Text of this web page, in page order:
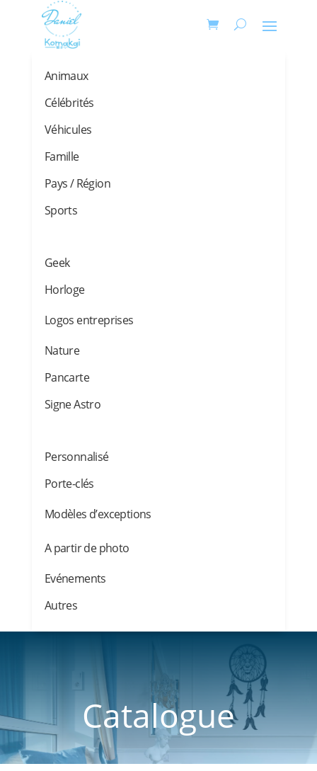
Animaux
Célébrités
Véhicules
Famille
Pays / Région
Sports
Geek
Horloge
Logos entreprises
Nature
Pancarte
Signe Astro
Personnalisé
Porte-clés
Modèles d’exceptions
A partir de photo
Evénements
Autres
Catalogue